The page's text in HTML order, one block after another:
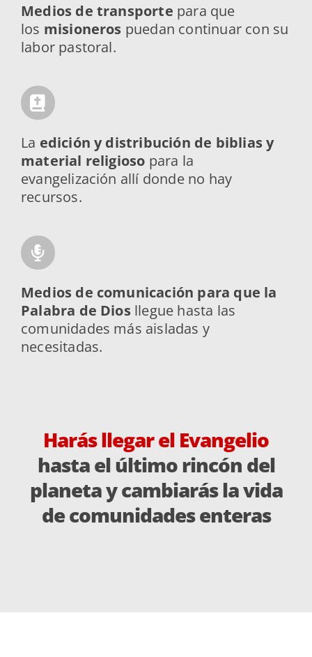
Medios de transporte para que
los misioneros puedan continuar con su
labor pastoral.
La edición y distribución de biblias y
material religioso para la
evangelización allí donde no hay
recursos.
Medios de comunicación para que la
Palabra de Diosllegue hasta las
comunidades más aisladas y
necesitadas.
Harás llegar el Evangelio
hasta el último rincón del
planetay cambiarás la vida
de comunidades enteras